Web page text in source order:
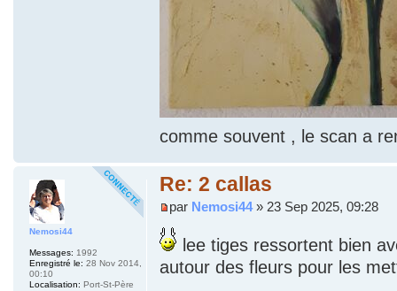
comme souvent , le scan a
Re: 2 callas
par Nemosi44» 23 Sep 2025, 09:28
lee tiges ressortent bien
autour des fleurs pour les
Nemosi44
Messages: 1992
Enregistré le: 28 Nov 2014,
00:10
Localisation: Port-St-Père